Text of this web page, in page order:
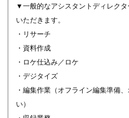
▼一般的なアシスタントディレク
いただきます。
・リサーチ
・資料作成
・ロケ仕込み／ロケ
・デジタイズ
・編集作業（オフライン編集準備
い）